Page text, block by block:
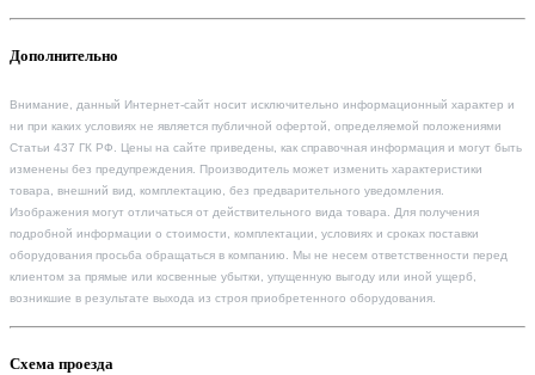
Дополнительно
Внимание, данный Интернет-сайт носит исключительно информационный характер и
ни при каких условиях не является публичной офертой, определяемой положениями
Статьи 437 ГК РФ. Цены на сайте приведены, как справочная информация и могут быть
изменены без предупреждения. Производитель может изменить характеристики
товара, внешний вид, комплектацию, без предварительного уведомления.
Изображения могут отличаться от действительного вида товара. Для получения
подробной информации о стоимости, комплектации, условиях и сроках поставки
оборудования просьба обращаться в компанию. Мы не несем ответственности перед
клиентом за прямые или косвенные убытки, упущенную выгоду или иной ущерб,
возникшие в результате выхода из строя приобретенного оборудования.
Схема проезда